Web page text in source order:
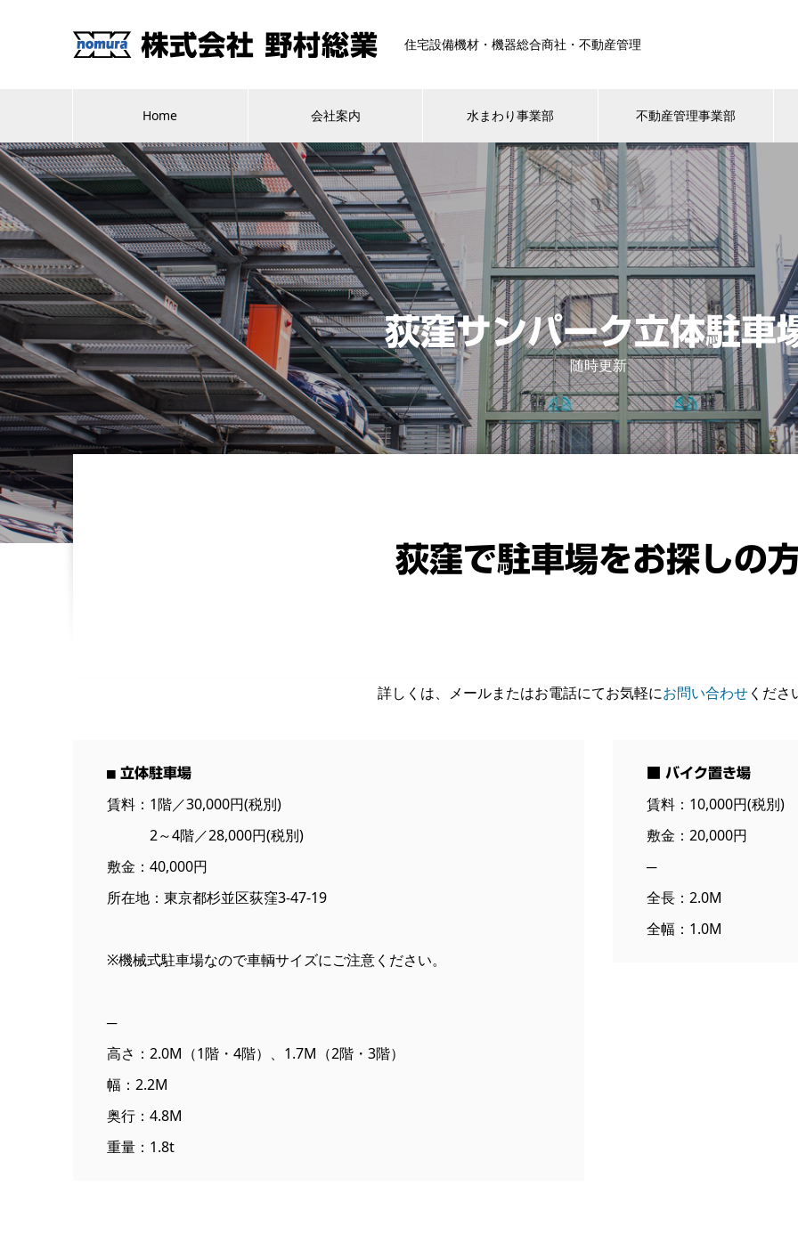
住宅設備機材・機器総合商社・不動産管理
Home 会社案内 水まわり事業部 不動産管理事業部
荻窪サンパーク立体駐車
随時更新
荻窪で駐車場をお探しの
詳しくは、メールまたはお電話にてお気軽にお問い合わせくださ
■ 立体駐車場
賃料：1階／30,000円(税別)
2～4階／28,000円(税別)
敷金：40,000円
所在地：東京都杉並区荻窪3-47-19
※機械式駐車場なので車輌サイズにご注意ください。
─
高さ：2.0M（1階・4階）、1.7M（2階・3階）
幅：2.2M
奥行：4.8M
重量：1.8t
■ バイク置き場
賃料：10,000円(税別)
敷金：20,000円
─
全長：2.0M
全幅：1.0M